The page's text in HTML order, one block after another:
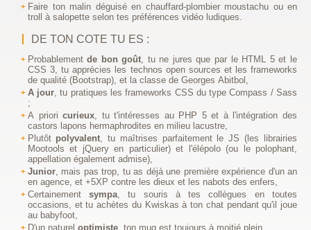
Faire ton malin déguisé en chauffard-plombier moustachu ou en
troll à salopette selon tes préférences vidéo ludiques.
DE TON COTE TU ES :
Probablement de bon goût , tu ne jures que par le HTML 5 et le
CSS 3, tu apprécies les technos open sources et les frameworks
de qualité (Bootstrap), et la classe de Georges Abitbol,
A jour , tu pratiques les frameworks CSS du type Compass / Sass
;
A priori curieux , tu t'intéresses au PHP 5 et à l'intégration des
castors lapons hermaphrodites en milieu lacustre,
Plutôt polyvalent , tu maîtrises parfaitement le JS (les librairies
Mootools et jQuery en particulier) et l'élépolo (ou le polophant,
appellation également admise),
Junior , mais pas trop, tu as déjà une première expérience d'un an
en agence, et +5XP contre les dieux et les nabots des enfers,
Certainement sympa , tu souris à tes collègues en toutes
occasions, et tu achètes du Kwiskas à ton chat pendant qu'il joue
au babyfoot,
D'un naturel optimiste , ton mug est toujours à moitié plein,